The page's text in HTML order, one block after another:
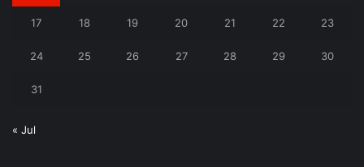
17 18 19 20 21 22 23
24 25 26 27 28 29 30
31
« Jul